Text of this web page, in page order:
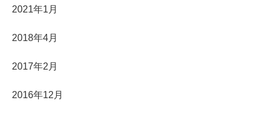
2021年1月
2018年4月
2017年2月
2016年12月